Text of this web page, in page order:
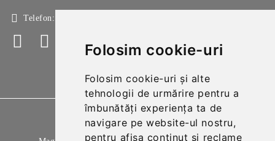
Folosim cookie-uri
Folosim cookie-uri și alte
tehnologii de urmărire pentru a
îmbunătăți experiența ta de
navigare pe website-ul nostru,
pentru afișa conținut și reclame
Telefon: